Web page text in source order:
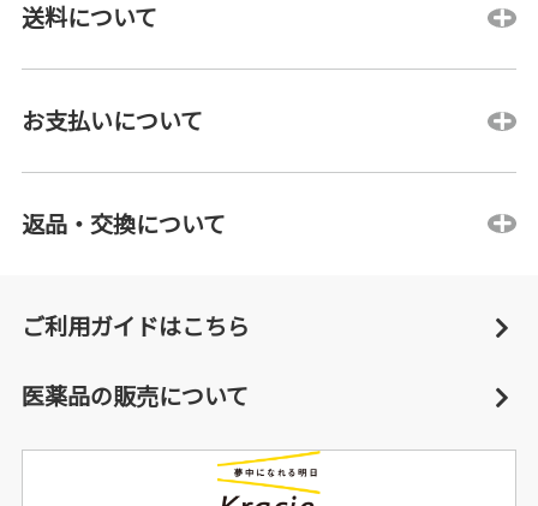
送料について
お支払いについて
返品・交換について
ご利用ガイドはこちら
医薬品の販売について